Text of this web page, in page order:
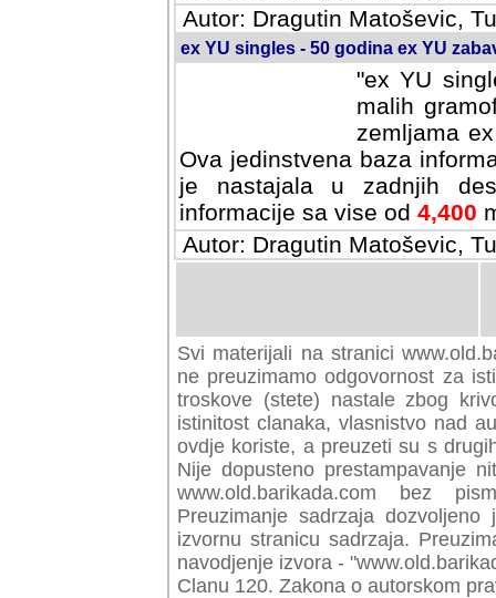
Autor: Dragutin Matoševic,
ex YU singles - 50 godina ex YU
"ex YU
malih
zemljama
Ova jedinstvena baza
je nastajala u zadnjih
informacije sa vise od 4,400
Autor: Dragutin Matoševic,
Svi materijali na stranici
preuzimamo odgovornost za
troskove (stete) nastale zbog
istinitost clanaka, vlasnistvo nad
ovdje koriste, a preuzeti su s
Nije dopusteno prestampavanje
www.old.barikada.com bez
Preuzimanje sadrzaja
izvornu stranicu sadrzaja.
navodjenje izvora -
Clanu 120. Zakona o autorskom